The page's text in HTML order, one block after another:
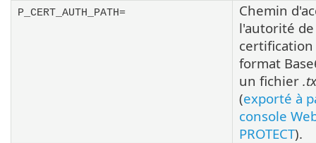
P_CERT_AUTH_PATH=
Chemin
l'autorité de
certification
format
un fichier
(exporté à
console
PROTECT).